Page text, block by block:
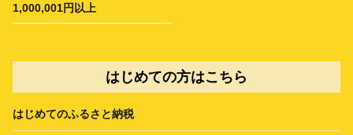
1,000,001円以上
はじめての方はこちら
はじめてのふるさと納税